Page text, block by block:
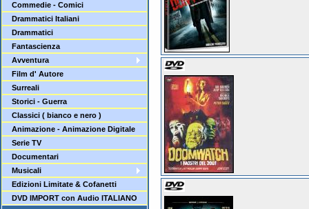
Commedie - Comici
Drammatici Italiani
Drammatici
Fantascienza
Avventura
Film d' Autore
Surreali
Storici - Guerra
Classici ( bianco e nero )
Animazione - Animazione Digitale
Serie TV
Documentari
Musicali
Edizioni Limitate & Cofanetti
DVD IMPORT con Audio ITALIANO